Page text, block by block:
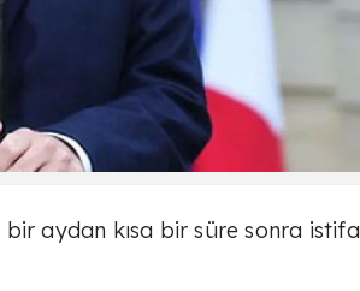
bir aydan kısa bir süre sonra istifa